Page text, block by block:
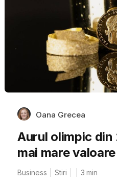
Oana Grecea
Aurul olimpic din
mai mare
Business Stiri 3 min